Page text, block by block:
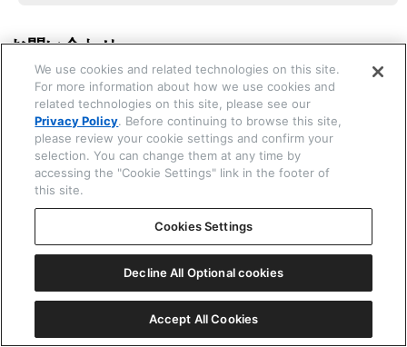
お問い合わせ
お問い合わせ窓口
Copyright © 2026 CITIZEN WATCH Co. Ltd. All rights reserved.
We use cookies and related technologies on this site.
For more information about how we use cookies and
related technologies on this site, please see our
Privacy Policy. Before continuing to browse this site,
please review your cookie settings and confirm your
selection. You can change them at any time by
accessing the "Cookie Settings" link in the footer of
this site.
Cookies Settings
Decline All Optional cookies
Accept All Cookies